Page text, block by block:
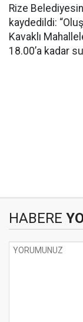
Rize
kaydedildi:
Kavaklı
18.00’a kadar
HABERE